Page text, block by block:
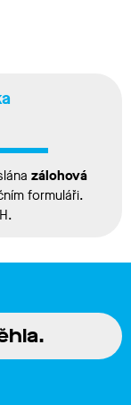
zálohová
formuláři.